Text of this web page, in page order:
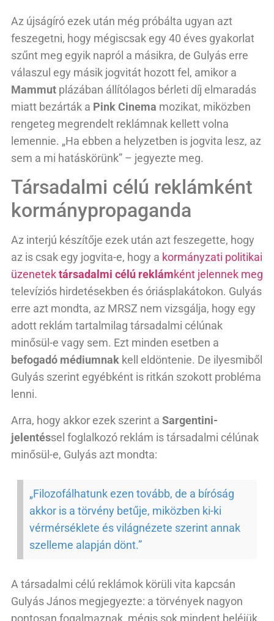
Az újságíró ezek után még próbálta ugyan azt
feszegetni, hogy mégiscsak egy 40 éves gyakorlat
szűnt meg egyik napról a másikra, de Gulyás erre
válaszul egy másik jogvitát hozott fel, amikor a
Mammut plázában állítólagos bérleti díj elmaradás
miatt bezárták a Pink Cinema mozikat, miközben
rengeteg megrendelt reklámnak kellett volna
lemennie. „Ha ebben a helyzetben is jogvita lesz, az
sem a mi hatáskörünk” – jegyezte meg.
Társadalmi célú reklámként
kormánypropaganda
Az interjú készítője ezek után azt feszegette, hogy
az is csak egy jogvita-e, hogy a kormányzati politikai
üzenetektársadalmi célú reklámként jelennek meg
televíziós hirdetésekben és óriásplakátokon. Gulyás
erre azt mondta, az MRSZ nem vizsgálja, hogy egy
adott reklám tartalmilag társadalmi célúnak
minősül-e vagy sem. Ezt minden esetben a
befogadó médiumnak kell eldöntenie. De ilyesmiből
Gulyás szerint egyébként is ritkán szokott probléma
lenni.
Arra, hogy akkor ezek szerint a Sargentini-
jelentéssel foglalkozó reklám is társadalmi célúnak
minősül-e, Gulyás azt mondta:
„Filozofálhatunk ezen tovább, de a bíróság
akkor is a törvény betűje, miközben ki-ki
vérmérséklete és világnézete szerint annak
szelleme alapján dönt.”
A társadalmi célú reklámok körüli vita kapcsán
Gulyás János megjegyezte: a törvények nagyon
pontosan fogalmaznak, mégis sok mindent beléjük